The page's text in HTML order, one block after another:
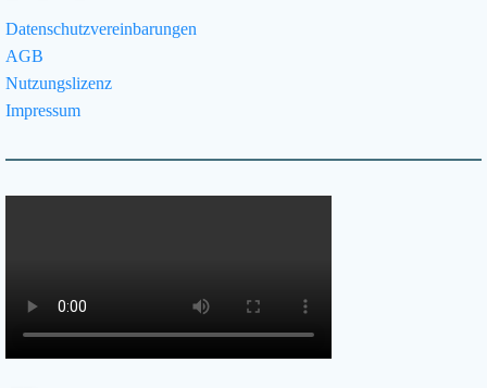
Datenschutzvereinbarungen
AGB
Nutzungslizenz
Impressum